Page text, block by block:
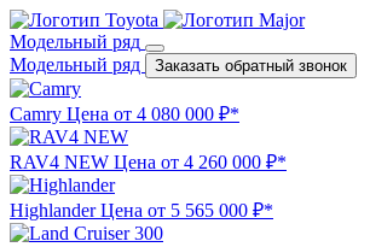
Модельный ряд
Модельный ряд
Заказать обратный звонок
Camry Цена от 4 080 000 ₽*
RAV4 NEW Цена от 4 260 000 ₽*
Highlander Цена от 5 565 000 ₽*